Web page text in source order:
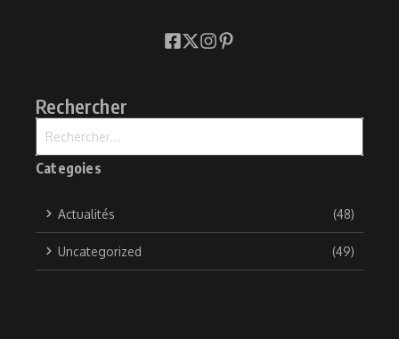
Rechercher
Categoies
Actualités (48)
Uncategorized (49)